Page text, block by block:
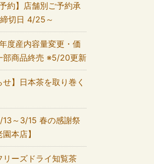
約】店舗別ご予約承
切日 4/25～
度産内容量変更・価
部商品終売 ※5/20更新
せ】日本茶を取り巻く
13～3/15 春の感謝祭
本店】
リーズドライ知覧茶